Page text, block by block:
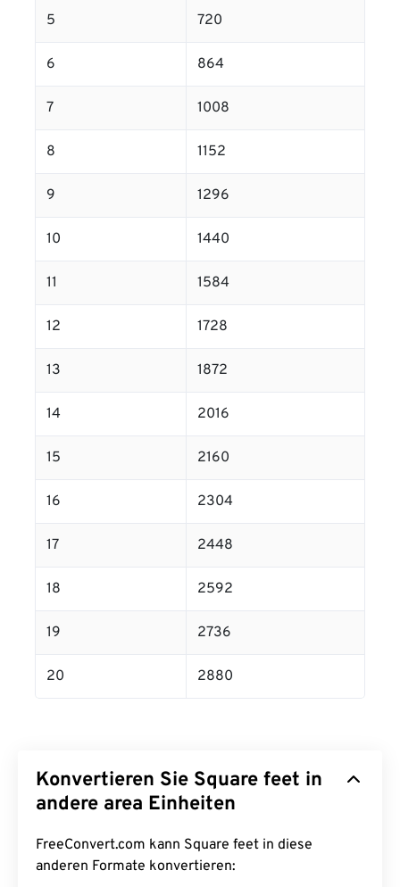
5 720
6 864
7 1008
8 1152
9 1296
10 1440
11 1584
12 1728
13 1872
14 2016
15 2160
16 2304
17 2448
18 2592
19 2736
20 2880
Konvertieren Sie Square feet in
andere area Einheiten
FreeConvert.com kann Square feet in diese
anderen Formate konvertieren: